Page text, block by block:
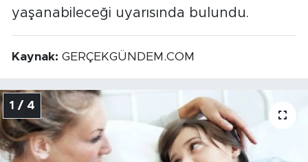
yaşanabileceği uyarısında bulundu.
Kaynak: GERÇEKGÜNDEM.COM
1 / 4